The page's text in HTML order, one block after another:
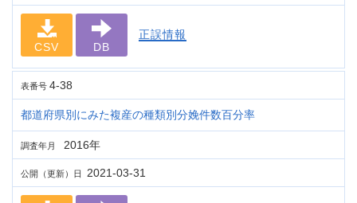
CSV DB
正誤情報
表番号 4-38
都道府県別にみた複産の種類別分娩件数百分率
調査年月 2016年
公開（更新）日 2021-03-31